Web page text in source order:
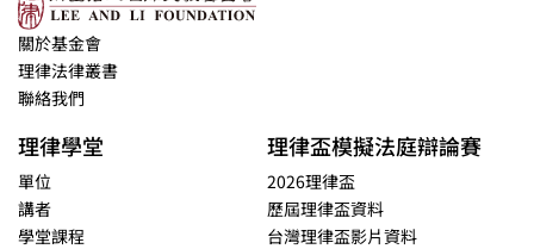
關於基金會
理律法律叢書
聯絡我們
理律學堂
單位
講者
學堂課程
理律盃模擬法庭辯論賽
2026理律盃
歷屆理律盃資料
台灣理律盃影片資料